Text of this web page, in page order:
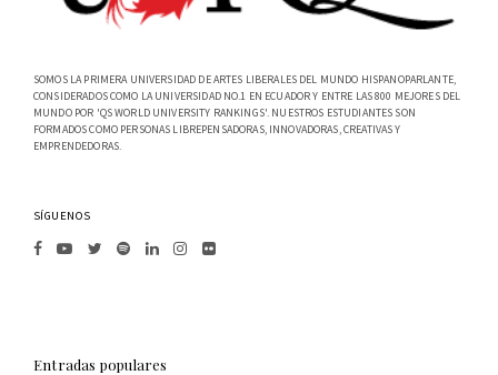
SOMOS LA PRIMERA UNIVERSIDAD DE ARTES LIBERALES DEL MUNDO HISPANOPARLANTE,
CONSIDERADOS COMO LA UNIVERSIDAD NO.1 EN ECUADOR Y ENTRE LAS 800 MEJORES DEL
MUNDO POR 'QS WORLD UNIVERSITY RANKINGS'. NUESTROS ESTUDIANTES SON
FORMADOS COMO PERSONAS LIBREPENSADORAS, INNOVADORAS, CREATIVAS Y
EMPRENDEDORAS.
SÍGUENOS
Entradas populares